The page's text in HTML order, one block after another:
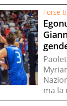
Forse
ma la